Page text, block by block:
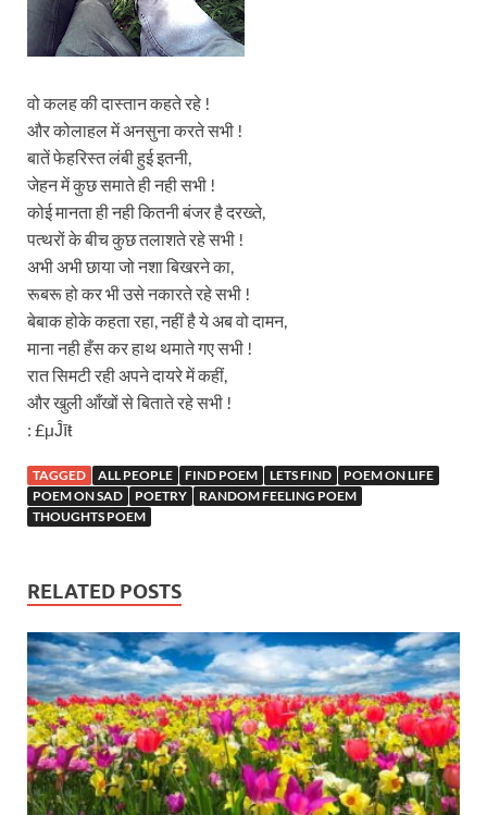
वो कलह की दास्तान कहते रहे !
और कोलाहल में अनसुना करते सभी !
बातें फेहरिस्त लंबी हुई इतनी,
जेहन में कुछ समाते ही नही सभी !
कोई मानता ही नही कितनी बंजर है दरख्ते,
पत्थरों के बीच कुछ तलाशते रहे सभी !
अभी अभी छाया जो नशा बिखरने का,
रूबरू हो कर भी उसे नकारते रहे सभी !
बेबाक होके कहता रहा, नहीं है ये अब वो दामन,
माना नही हँस कर हाथ थमाते गए सभी !
रात सिमटी रही अपने दायरे में कहीं,
और खुली आँखों से बिताते रहे सभी !
: £µĴīŧ
TAGGED ALL PEOPLE FIND POEM LETS FIND
POEM ON LIFE
POEM ON SAD
POETRY
RANDOM FEELING POEM
THOUGHTS POEM
RELATED POSTS